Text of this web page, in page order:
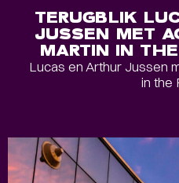
TERUGBLIK
JUSSEN MET
MARTIN IN
Lucas en Arthur Jussen
in the